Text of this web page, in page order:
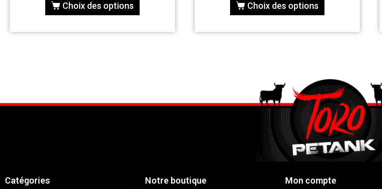
Choix des options Choix des options
Catégories Notre boutique Mon compte